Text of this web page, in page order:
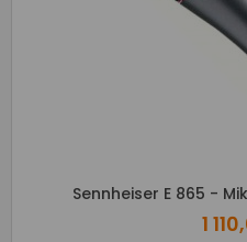
Sennheiser E 865 -
1